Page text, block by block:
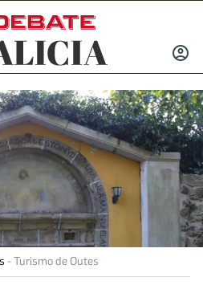
INICIAR
Turismo de Outes